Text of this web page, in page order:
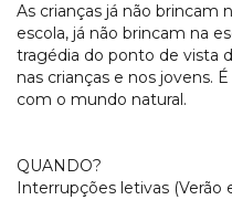
As crianças já não brincam
escola, já não brincam na
tragédia do ponto de vista
nas crianças e nos jovens.
com o mundo natural.
QUANDO?
Interrupções letivas (Verão